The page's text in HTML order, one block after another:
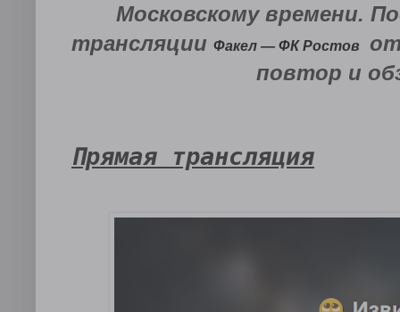
Московскому времени.
трансляцииФакел — ФК Ростов
повтор и
Прямая трансляция